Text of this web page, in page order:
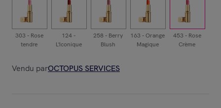
303 - Rose
tendre
124 -
L'Iconique
258 - Berry
Blush
163 - Orange
Magique
453 - Rose
Crème
Vendu parOCTOPUS SERVICES